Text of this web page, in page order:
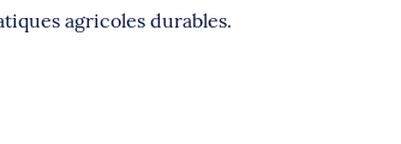
agricoles durables.